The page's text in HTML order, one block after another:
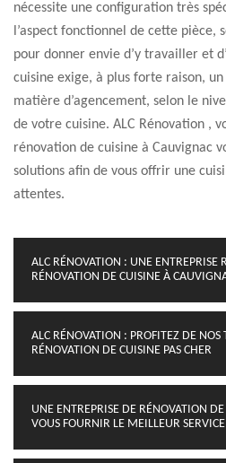
nécessite une configuration très
l’aspect fonctionnel de cette pièce,
pour donner envie d’y travailler et
cuisine exige, à plus forte raison,
matière d’agencement, selon le
de votre cuisine. ALC Rénovation ,
rénovation de cuisine à Cauvignac
solutions afin de vous offrir une
attentes.
ALC RÉNOVATION : UNE ENTREPRISE
RÉNOVATION DE CUISINE À
ALC RÉNOVATION : PROFITEZ DE NOS
RÉNOVATION DE CUISINE PAS CHER
UNE ENTREPRISE DE RÉNOVATION
VOUS FOURNIR LE MEILLEUR